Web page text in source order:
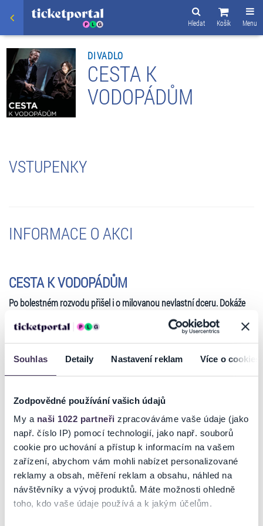
Souhlas Detaily Nastavení reklam Více o cookies
Zodpovědné používání vašich údajů
My a naši 1022 partneři zpracováváme vaše údaje (jako
např. číslo IP) pomocí technologií, jako např. souborů
cookie pro uchování a přístup k informacím na vašem
zařízení, abychom vám mohli nabízet personalizované
reklamy a obsah, měření reklam a obsahu, náhled na
návštěvníky a vývoj produktů. Máte možnosti ohledně
toho, kdo vaše údaje používá a k jakým účelům.
Menu
Košík
Hledat
DIVADLO
CESTA K
VODOPÁDŮM
VSTUPENKY
INFORMACE O AKCI
CESTA K VODOPÁDŮM
Po bolestném rozvodu přišel i o milovanou nevlastní dceru. Dokáže
tomu druhému.
Současný americký dramatikLee Blessingse proslavil vynikající hrou,
za niž byl v roce 1988nominován na Pulitzerovu cenu – A Walk in the
Woods. Od té doby se stal plodným a velice ceněným dramatikem,
Cesta k vodopádům o labilním otci a problémové dceři, kteří se snaží
během cest po amerických přírodních divech (autem ujedou 4405
km!) napravit svůj pošramocený vztah, začíná únosem a
vynucovaným rozhovorem a ústí v porozumění a odhalení
nečekaných traumatických skutečností. Dynamická hra, která nás v
každé scéně přenese na jinou zastávku jejich společného výletu po
krajích USA, funguje jako výstižný obraz společnosti, v níž je těžké
najít společnou řeč, ať už mezi generacemi, mezi rodiči a dětmi, mezi
muži a ženami, nebo jen mezi názorově nesouznícími osobnostmi.
Číst více
Ticketportal je zárukou pravosti vstupenek
Na stránkách společnosti Ticketportal si vždy zakoupíte